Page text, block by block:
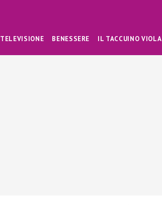
TELEVISIONE BENESSERE IL TACCUINO VIOLA